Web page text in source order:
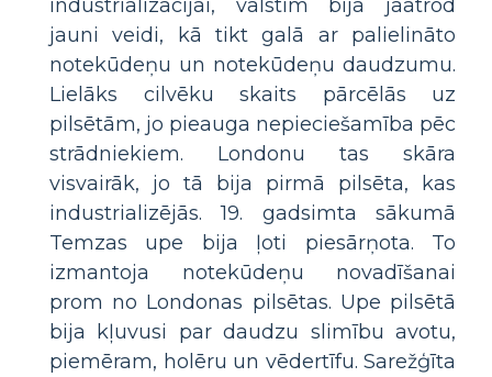
industrializācijai, valstīm bija jāatrod
jauni veidi, kā tikt galā ar palielināto
notekūdeņu un notekūdeņu daudzumu.
Lielāks cilvēku skaits pārcēlās uz
pilsētām, jo pieauga nepieciešamība pēc
strādniekiem. Londonu tas skāra
visvairāk, jo tā bija pirmā pilsēta, kas
industrializējās. 19. gadsimta sākumā
Temzas upe bija ļoti piesārņota. To
izmantoja notekūdeņu novadīšanai
prom no Londonas pilsētas. Upe pilsētā
bija kļuvusi par daudzu slimību avotu,
piemēram, holēru un vēdertīfu. Sarežģīta